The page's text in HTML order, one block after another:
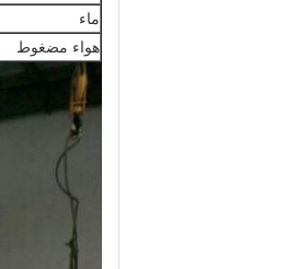
ماء
هواء مضغوط